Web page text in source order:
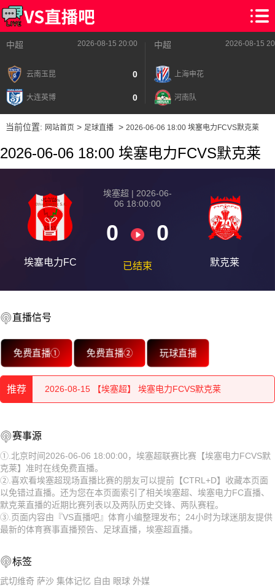
中超 2026-08-15 20:00
云南玉昆 0
大连英博 0
中超 2026-08-15
上海申花
河南队
当前位置: 网站首页> 足球直播> 2026-06-06 18:00 埃塞电力FCVS默克莱
2026-06-06 18:00 埃塞电力FCVS默克莱
埃塞电力FC
埃塞超 | 2026-06-
06 18:00:00
0 0
已结束 默克莱
直播信号
免费直播① 免费直播② 玩球直播
推荐
2026-08-15 【埃塞超】 埃塞电力FCVS默克莱
2026-08-15 【埃塞超】 埃塞电力FCVS默克莱
2026-08-15 【埃塞超】 埃塞电力FCVS默克莱
2026-08-15 【埃塞超】 埃塞电力FCVS默克莱
2026-08-15 【埃塞超】 埃塞电力FCVS默克莱
2026-08-15 【埃塞超】 埃塞电力FCVS默克莱
2026-08-15 【埃塞超】 埃塞电力FCVS默克莱
2026-08-15 【埃塞超】 埃塞电力FCVS默克莱
赛事源
①.北京时间2026-06-06 18:00:00，埃塞超联赛比赛【埃塞电力FCVS默
克莱】准时在线免费直播。
②.喜欢看埃塞超现场直播比赛的朋友可以提前【CTRL+D】收藏本页面
以免错过直播。还为您在本页面索引了相关埃塞超、埃塞电力FC直播、
默克莱直播的近期比赛列表以及两队历史交锋、两队赛程。
③.页面内容由『VS直播吧』体育小编整理发布；24小时为球迷朋友提供
最新的体育赛事直播预告、足球直播，埃塞超直播。
标签
武切维奇 萨沙 集体记忆 自由 眼球 外媒